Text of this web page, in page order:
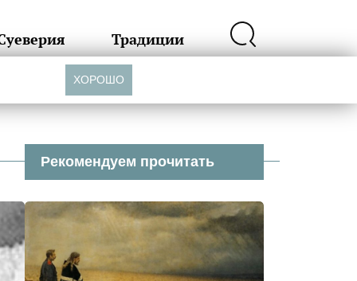
Традиции
Рекомендуем прочитать
ХОРОШО